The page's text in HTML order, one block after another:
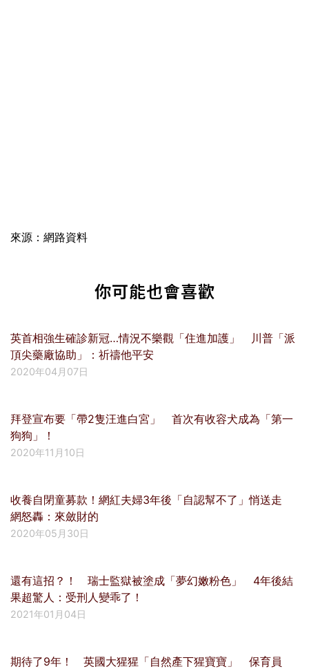
來源：網路資料
你可能也會喜歡
英首相強生確診新冠…情況不樂觀「住進加護」 川普「派
頂尖藥廠協助」：祈禱他平安
2020年04月07日
拜登宣布要「帶2隻汪進白宮」 首次有收容犬成為「第一
狗狗」！
2020年11月10日
收養自閉童募款！網紅夫婦3年後「自認幫不了」悄送走
網怒轟：來斂財的
2020年05月30日
還有這招？！ 瑞士監獄被塗成「夢幻嫩粉色」 4年後結
果超驚人：受刑人變乖了！
2021年01月04日
期待了9年！ 英國大猩猩「自然產下猩寶寶」 保育員